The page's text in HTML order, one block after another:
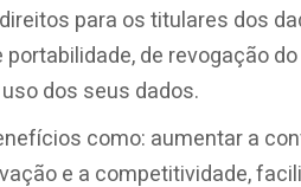
para os titulares dos
de revogação
dos seus dados.
como: aumentar a
e a competitividade,